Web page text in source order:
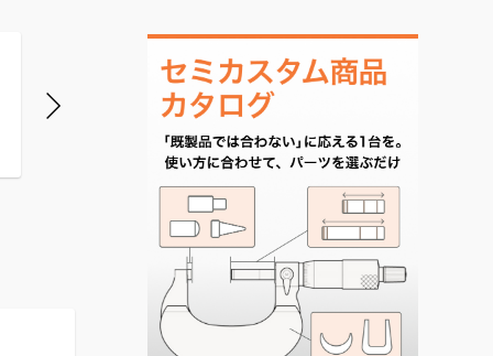
測定範囲
(mm):600 ～
目量(mm):0.01
OMC-800
測定範囲
(mm):700 ～
800
目量(mm):0.01